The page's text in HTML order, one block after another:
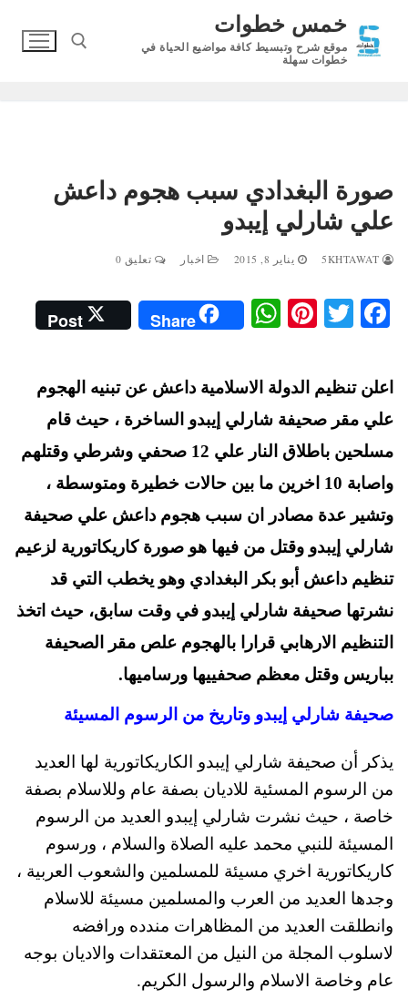
المحتوى
خمس خطوات
موقع شرح وتبسيط كافة مواضيع الحياة في
خطوات سهلة
صورة البغدادي سبب هجوم داعش
علي شارلي إيبدو
يناير 8, 2015 اخبار تعليق 0
Fa
bo
ok
T
tte
r
Pi
er
es
t
W
ha
ts
A
pp
Share
Post
اعلن تنظيم الدولة الاسلامية داعش عن تبنيه الهجوم
علي مقر صحيفة شارلي إيبدو الساخرة ، حيث قام
مسلحين باطلاق النار علي 12 صحفي وشرطي وقتلهم
واصابة 10 اخرين ما بين حالات خطيرة ومتوسطة ،
وتشير عدة مصادر ان سبب هجوم داعش علي صحيفة
شارلي إيبدو وقتل من فيها هو صورة كاريكاتورية لزعيم
تنظيم داعش أبو بكر البغدادي وهو يخطب التي قد
نشرتها صحيفة شارلي إيبدو في وقت سابق، حيث اتخذ
التنظيم الارهابي قرارا بالهجوم علص مقر الصحيفة
بباريس وقتل معظم صحفييها ورساميها.
صحيفة شارلي إيبدو وتاريخ من الرسوم المسيئة
يذكر أن صحيفة شارلي إيبدو الكاريكاتورية لها العديد
من الرسوم المسئية للاديان بصفة عام وللاسلام بصفة
خاصة ، حيث نشرت شارلي إيبدو العديد من الرسوم
المسيئة للنبي محمد عليه الصلاة والسلام ، ورسوم
كاريكاتورية اخري مسيئة للمسلمين والشعوب العربية ،
وجدها العديد من العرب والمسلمين مسيئة للاسلام
وانطلقت العديد من المظاهرات مندده ورافضه
لاسلوب المجلة من النيل من المعتقدات والاديان بوجه
عام وخاصة الاسلام والرسول الكريم.